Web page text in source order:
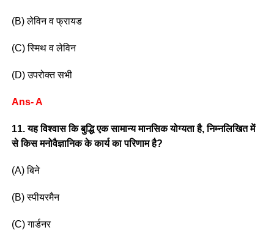
(B) लेविन व फ्रायड
(C) स्मिथ व लेविन
(D) उपरोक्त सभी
Ans- A
11. यह विश्वास कि बुद्धि एक सामान्य मानसिक योग्यता है, निम्नलिखित में
से किस मनोवैज्ञानिक के कार्य का परिणाम है?
(A) बिने
(B) स्पीयरमैन
(C) गार्डनर